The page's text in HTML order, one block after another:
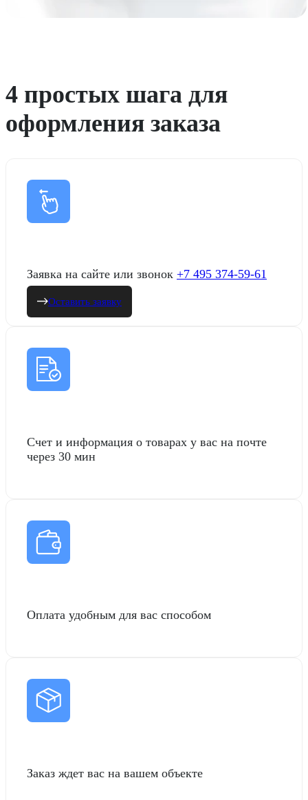
4 простых шага для
оформления заказа
Заявка на сайте или звонок +7 495 374-59-61
Оставить заявку
Счет и информация о товарах у вас на почте
через 30 мин
Оплата удобным для вас способом
Заказ ждет вас на вашем объекте